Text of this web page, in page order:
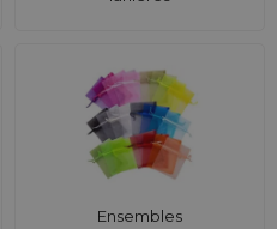
Ensembles